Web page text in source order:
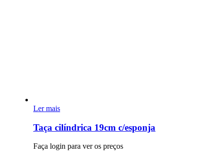
Ler mais
Taça cilíndrica 19cm c/esponja
Faça login para ver os preços